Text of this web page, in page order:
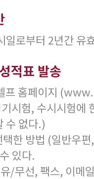
일로부터 2년간 유
적표 발송
프 홈페이지
시험, 수시시험에
수 없다.)
한 방법 (일반우
있다.
/무선, 팩스, 이메